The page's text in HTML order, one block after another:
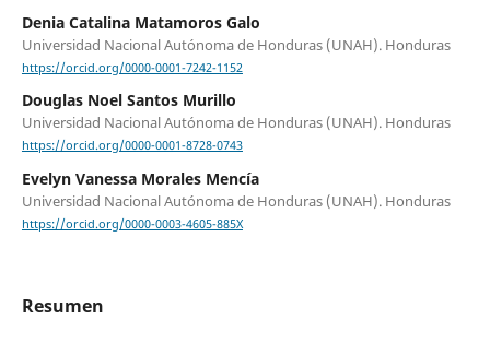
Denia Catalina Matamoros Galo
Universidad Nacional Autónoma de Honduras (UNAH). Honduras
https://orcid.org/0000-0001-7242-1152
Douglas Noel Santos Murillo
Universidad Nacional Autónoma de Honduras (UNAH). Honduras
https://orcid.org/0000-0001-8728-0743
Evelyn Vanessa Morales Mencía
Universidad Nacional Autónoma de Honduras (UNAH). Honduras
https://orcid.org/0000-0003-4605-885X
Resumen